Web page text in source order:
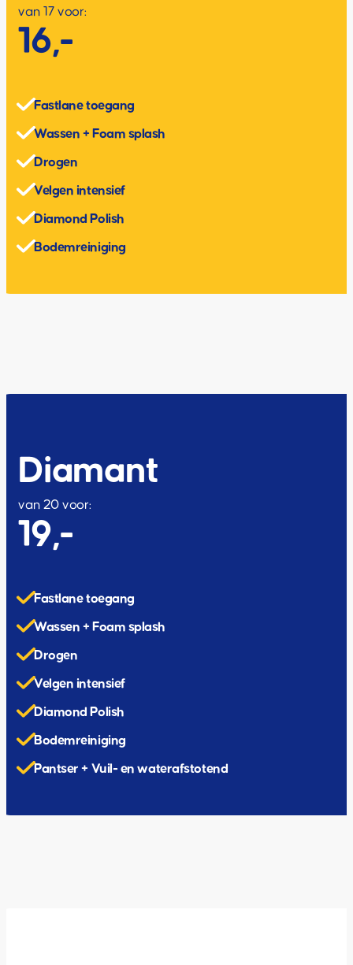
van 17 voor:
16,-
Fastlane toegang
Wassen + Foam splash
Drogen
Velgen intensief
Diamond Polish
Bodemreiniging
Diamant
van 20 voor:
19,-
Fastlane toegang
Wassen + Foam splash
Drogen
Velgen intensief
Diamond Polish
Bodemreiniging
Pantser + Vuil- en waterafstotend